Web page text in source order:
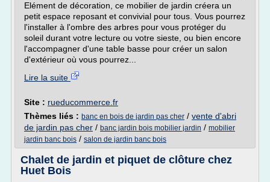
Elément de décoration, ce mobilier de jardin créera un
petit espace reposant et convivial pour tous. Vous pourrez
l'installer à l'ombre des arbres pour vous protéger du
soleil durant votre lecture ou votre sieste, ou bien encore
l'accompagner d'une table basse pour créer un salon
d'extérieur où vous pourrez...
Lire la suite
Site : rueducommerce.fr
Thèmes liés : banc en bois de jardin pas cher / vente d'abri
de jardin pas cher / banc jardin bois mobilier jardin / mobilier
jardin banc bois / salon de jardin banc bois
Chalet de jardin et piquet de clôture chez
Huet Bois